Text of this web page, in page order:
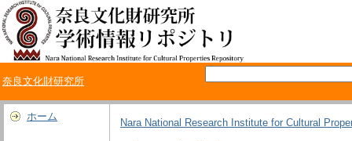
奈良文化財研究所
ホーム
Nara National Research Institute for Cultural